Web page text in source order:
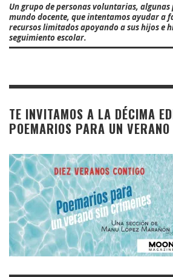
Un grupo de personas voluntarias, algunas
mundo docente, que intentamos ayudar a
recursos limitados apoyando a sus hijos e
seguimiento escolar.
TE INVITAMOS A LA DÉCIMA
POEMARIOS PARA UN